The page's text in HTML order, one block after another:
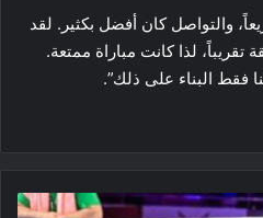
والتواصل كان أفضل بكثير. لقد
مشتركاً لمدة 48 دقيقة تقريباً، لذا كانت مباراة ممتعة.
فقط البناء على ذلك”.